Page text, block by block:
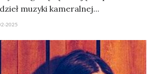
muzyki kameralnej...
2025